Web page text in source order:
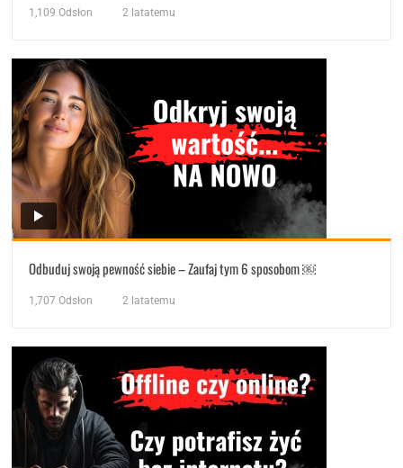
1,109 Odsłon 2 latatemu
Odbuduj swoją pewność siebie – Zaufaj tym 6 sposobom ￼
1,707 Odsłon 2 latatemu